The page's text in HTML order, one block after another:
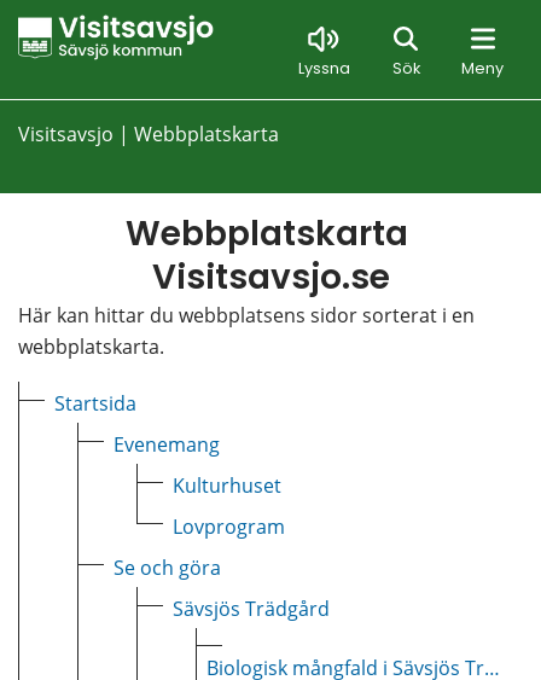
Lyssna Sök Meny
Sök
Visitsavsjo | Webbplatskarta
Webbplatskarta
Visitsavsjo.se
Här kan hittar du webbplatsens sidor sorterat i en
webbplatskarta.
Startsida
Evenemang
Kulturhuset
Lovprogram
Se och göra
Sävsjös Trädgård
Biologisk mångfald i Sävsjös Trädgård